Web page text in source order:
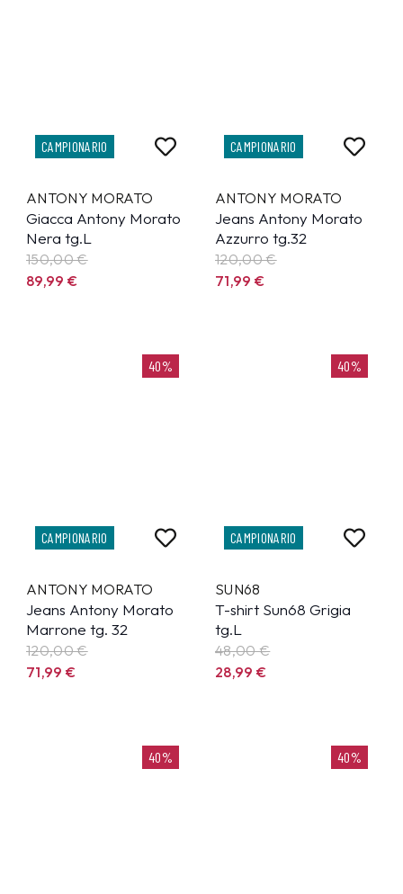
CAMPIONARIO
ANTONY MORATO
Giacca Antony Morato
Nera tg.L
150,00 €
89,99€
CAMPIONARIO
ANTONY MORATO
Jeans Antony Morato
Azzurro tg.32
120,00 €
71,99€
40%
CAMPIONARIO
ANTONY MORATO
Jeans Antony Morato
Marrone tg. 32
120,00 €
71,99€
40%
CAMPIONARIO
SUN68
T-shirt Sun68 Grigia
tg.L
48,00 €
28,99€
40% 40%